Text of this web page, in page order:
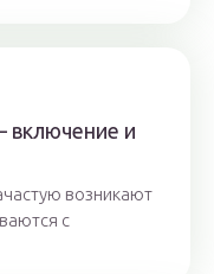
включение и
возникают
с